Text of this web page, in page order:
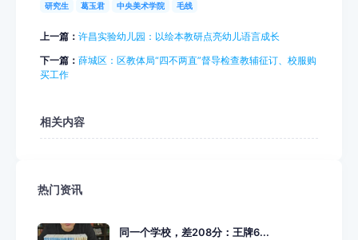
研究生 葛玉君 中央美术学院 毛线
上一篇： 许昌实验幼儿园：以绘本教研点亮幼儿语言成长
下一篇： 薛城区：区教体局“四不两直”督导检查教辅征订、校服购
买工作
相关内容
热门资讯
同一个学校，差208分：王牌6...